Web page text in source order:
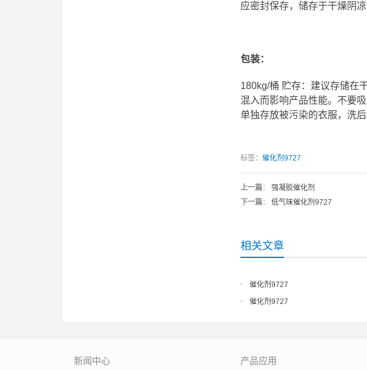
应密封保存，储存于干燥阴
包装：
180kg/桶 贮存：建议存储在
混入而影响产品性能。不要
单独存放被污染的衣服，洗
标签： 催化剂9727
上一篇： 强凝胶催化剂
下一篇： 低气味催化剂9727
相关文章
催化剂9727
催化剂9727
新闻中心 产品应用